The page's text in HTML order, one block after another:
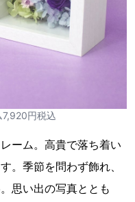
円税込
ーム。高貴で落ち着い
。季節を問わず飾れ、
思い出の写真ととも